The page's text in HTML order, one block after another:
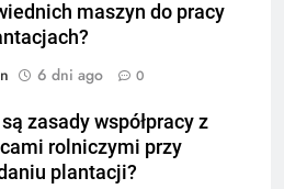
maszyn do pracy
6 dni ago 0
zasady współpracy z
rolniczymi przy
plantacji?